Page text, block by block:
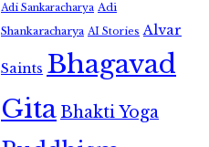
Adi Sankaracharya Adi
Shankaracharya AI Stories Alvar
Saints Bhagavad
GitaBhakti Yoga